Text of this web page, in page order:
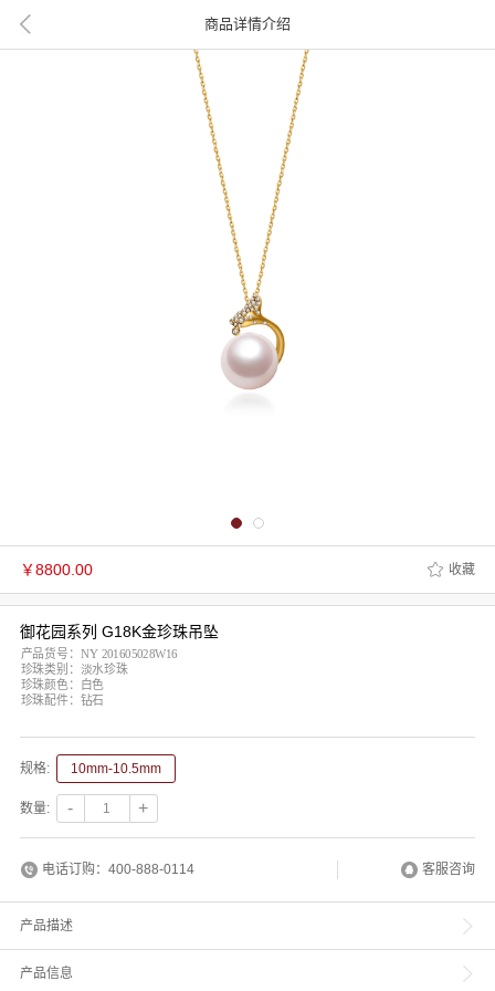
商品详情介绍
￥8800.00 收藏
御花园系列 G18K金珍珠吊坠
产品货号：NY 201605028W16
珍珠类别：淡水珍珠
珍珠颜色：白色
珍珠配件：钻石
规格: 10mm-10.5mm
数量: - +
电话订购：400-888-0114 客服咨询
产品描述
产品信息